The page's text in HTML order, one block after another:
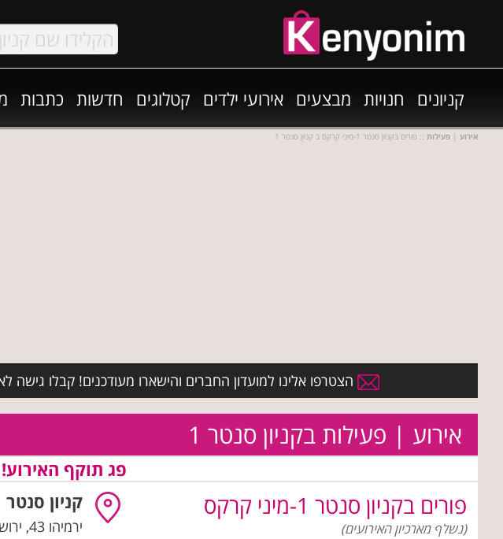
קניונים חנויות מבצעים אירועי ילדים קטלוגים חדשות כתבות
אירוע | פעילות :: פורים בקניון סנטר 1-מיני קרקס ב קניון סנטר 1
הצטרפו אלינו למועדון החברים והישארו מעודכנים! קבלו גישה
אירוע | פעילות בקניון סנטר 1
פג תוקף
פורים בקניון סנטר 1-מיני קרקס
(נשלף מארכיון האירועים)
קניון סנטר 1
ירמיהו 43 ,